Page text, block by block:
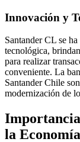
Innovación y
Santander CL se
tecnológica,
para realizar
conveniente. La
Santander Chile
modernización de
la